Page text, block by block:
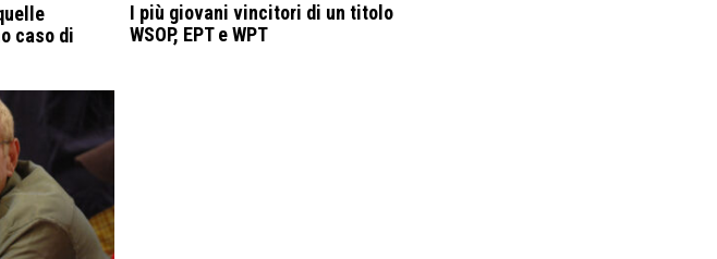
caso di
I più giovani vincitori di un titolo
WSOP, EPT e WPT